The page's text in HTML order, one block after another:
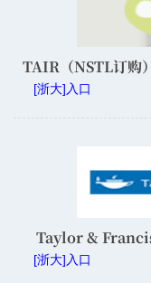
TAIR（NSTL订购）
[浙大]入口
Taylor &
[浙大]入口